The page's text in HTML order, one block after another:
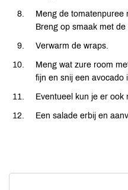
Meng de tomatenpuree
Breng op smaak met
Verwarm de wraps.
Meng wat zure room
fijn en snij een avocado
Eventueel kun je er ook
Een salade erbij en